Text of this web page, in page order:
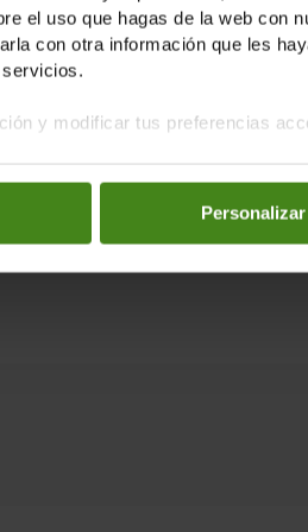
el uso que hagas de la web con
con otra información que les
y modificar tus preferencias
Personalizar
Servicio Jesuita a los
del Patronato de Oxfam
y la huella profunda que